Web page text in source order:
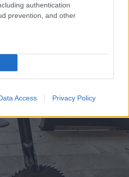
authentication
prevention, and other
Access Privacy Policy